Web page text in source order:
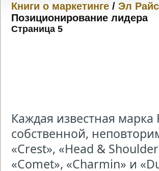
Книги о маркетинге / Эл
Позиционирование лидера
Страница 5
Каждая известная
собственной,
«Crest», «Head &
«Comet», «Charmin» и